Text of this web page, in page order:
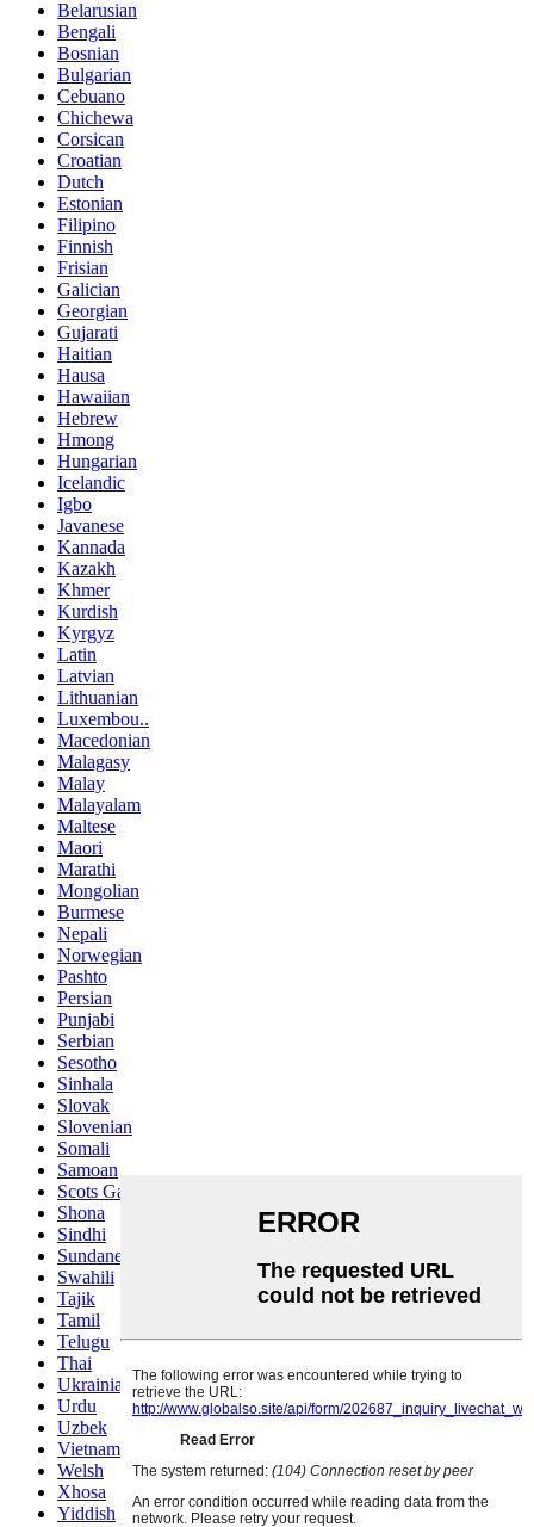
Belarusian
Bengali
Bosnian
Bulgarian
Cebuano
Chichewa
Corsican
Croatian
Dutch
Estonian
Filipino
Finnish
Frisian
Galician
Georgian
Gujarati
Haitian
Hausa
Hawaiian
Hebrew
Hmong
Hungarian
Icelandic
Igbo
Javanese
Kannada
Kazakh
Khmer
Kurdish
Kyrgyz
Latin
Latvian
Lithuanian
Luxembou..
Macedonian
Malagasy
Malay
Malayalam
Maltese
Maori
Marathi
Mongolian
Burmese
Nepali
Norwegian
Pashto
Persian
Punjabi
Serbian
Sesotho
Sinhala
Slovak
Slovenian
Somali
Samoan
Scots Gaelic
Shona
Sindhi
Sundanese
Swahili
Tajik
Tamil
Telugu
Thai
Ukrainian
Urdu
Uzbek
Vietnamese
Welsh
Xhosa
Yiddish